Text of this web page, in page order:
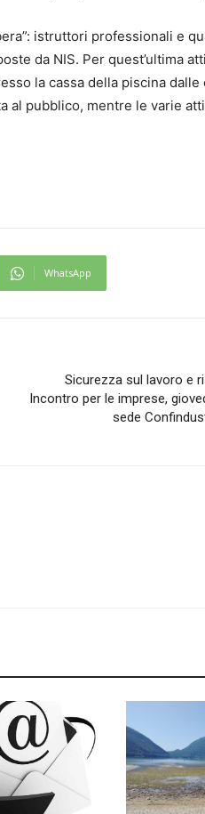
istruttori professionali e
da NIS. Per quest’ultima
la cassa della piscina dalle
al pubblico, mentre le varie
WhatsApp
Sicurezza sul lavoro e
Incontro per le imprese,
sede